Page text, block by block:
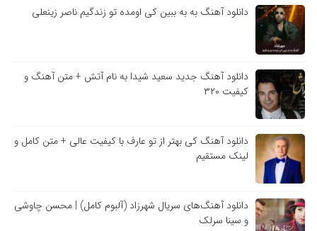
دانلود آهنگ به به ببین کی اومده تو زندگیم ناصر زینعلی
دانلود آهنگ جدید سعید شیدا به نام آتش + متن آهنگ و
کیفیت ۳۲۰
دانلود آهنگ کی بهتر از تو عارف با کیفیت عالی + متن کامل و
لینک مستقیم
دانلود آهنگ‌های سریال شهرزاد (آلبوم کامل) | محسن چاوشی
و سینا سرلک